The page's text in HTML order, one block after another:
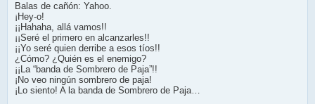
Balas de cañón: Yahoo.
¡Hey-o!
¡¡Hahaha, allá vamos!!
¡¡Seré el primero en alcanzarles!!
¡¡Yo seré quien derribe a esos tíos!!
¿Cómo? ¿Quién es el enemigo?
¡¡La “banda de Sombrero de Paja”!!
¡No veo ningún sombrero de paja!
¡Lo siento! A la banda de Sombrero de Paja…